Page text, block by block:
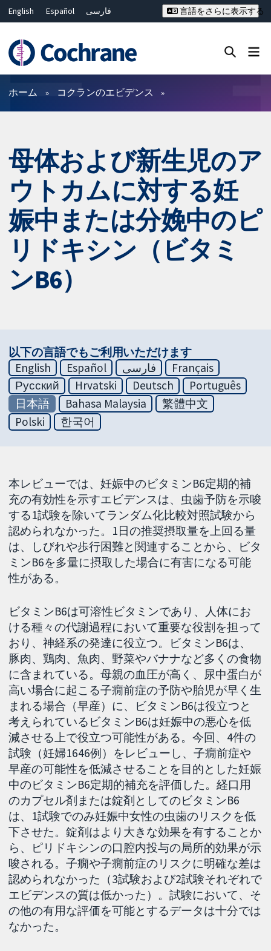
English Español
فارسی
Deutsch
Bahasa Malaysia
ไทย
繁體中文
简体中文
言語をさらに表示する
フィルター
ホーム コクランのエビデンス
母体および新生児のア
ウトカムに対する妊
娠中または分娩中のピ
リドキシン（ビタミ
ンB6）
以下の言語でもご利用いただけます
English
Español فارسی
Français
Русский
Hrvatski Deutsch
Português
日本語
Bahasa Malaysia
繁體中文
Polski
한국어
本レビューでは、妊娠中のビタミンB6定期的補
充の有効性を示すエビデンスは、虫歯予防を示唆
する1試験を除いてランダム化比較対照試験から
認められなかった。1日の推奨摂取量を上回る量
は、しびれや歩行困難と関連することから、ビタ
ミンB6を多量に摂取した場合に有害になる可能
性がある。
ビタミンB6は可溶性ビタミンであり、人体にお
ける種々の代謝過程において重要な役割を担って
おり、神経系の発達に役立つ。ビタミンB6は、
豚肉、鶏肉、魚肉、野菜やバナナなど多くの食物
に含まれている。母親の血圧が高く、尿中蛋白が
高い場合に起こる子癇前症の予防や胎児が早く生
まれる場合（早産）に、ビタミンB6は役立つと
考えられているビタミンB6は妊娠中の悪心を低
減させる上で役立つ可能性がある。今回、4件の
試験（妊婦1646例）をレビューし、子癇前症や
早産の可能性を低減させることを目的とした妊娠
中のビタミンB6定期的補充を評価した。経口用
のカプセル剤または錠剤としてのビタミンB6
は、1試験でのみ妊娠中女性の虫歯のリスクを低
下させた。錠剤はより大きな効果を有することか
ら、ピリドキシンの口腔内投与の局所的効果が示
唆される。子癇や子癇前症のリスクに明確な差は
認められなかった（3試験および2試験それぞれで
エビデンスの質は低かった）。試験において、そ
の他の有用な評価を可能とするデータは十分では
なかった。